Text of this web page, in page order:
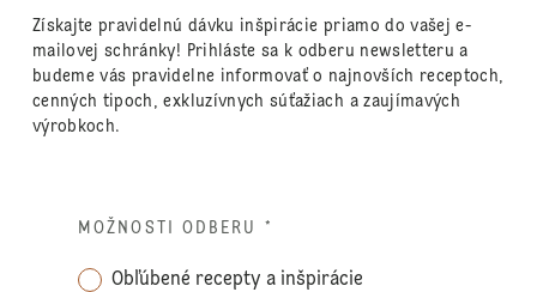
Získajte pravidelnú dávku inšpirácie priamo do vašej e-
mailovej schránky! Prihláste sa k odberu newsletteru a
budeme vás pravidelne informovať o najnovších receptoch,
cenných tipoch, exkluzívnych súťažiach a zaujímavých
výrobkoch.
MOŽNOSTI ODBERU *
Obľúbené recepty a inšpirácie